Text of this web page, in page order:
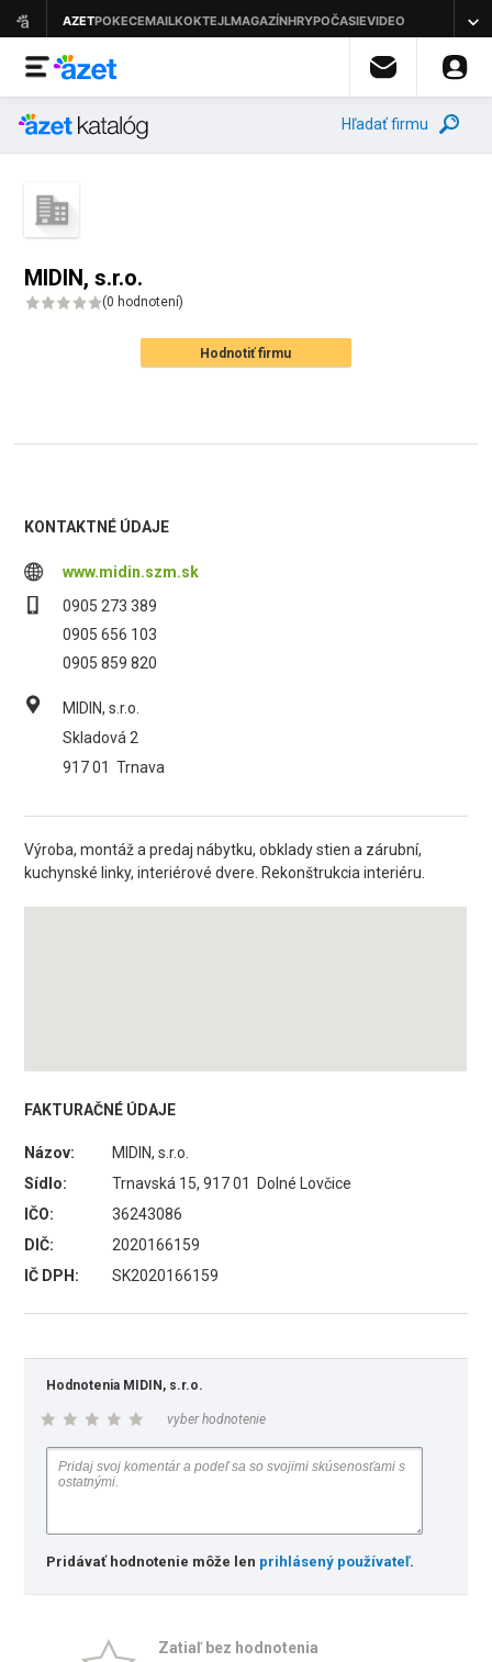
Hľadať firmu
MIDIN, s.r.o.
(0 hodnotení)
Hodnotiť firmu
KONTAKTNÉ ÚDAJE
www.midin.szm.sk
0905 273 389
0905 656 103
0905 859 820
MIDIN, s.r.o.
Skladová 2
917 01 Trnava
Výroba, montáž a predaj nábytku, obklady stien a zárubní,
kuchynské linky, interiérové dvere. Rekonštrukcia interiéru.
FAKTURAČNÉ ÚDAJE
Názov:
MIDIN, s.r.o.
Sídlo:
Trnavská 15, 917 01 Dolné Lovčice
IČO:
36243086
DIČ:
2020166159
IČ DPH:
SK2020166159
Hodnotenia MIDIN, s.r.o.
vyber hodnotenie
Pridávať hodnotenie môže len prihlásený používateľ.
Zatiaľ bez hodnotenia